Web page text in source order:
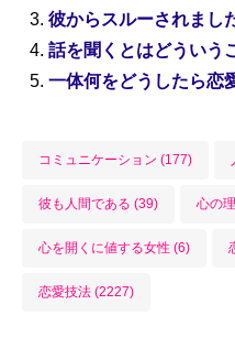
彼からスルーされまし
話を聞くとはどういう
一体何をどうしたら恋
コミュニケーション (177)
彼も人間である (39) 心の
心を開くに値する女性 (6)
恋愛技法 (2227)